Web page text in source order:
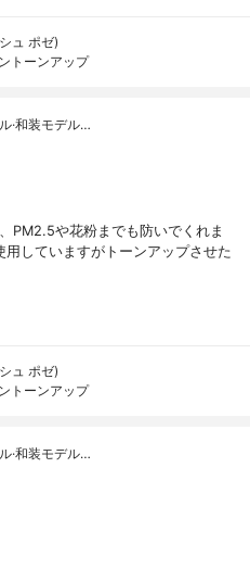
ュ ポゼ)
トーンアップ
·和装モデル…
PM2.5や花粉までも防いでくれま
していますがトーンアップさせた
ュ ポゼ)
トーンアップ
·和装モデル…